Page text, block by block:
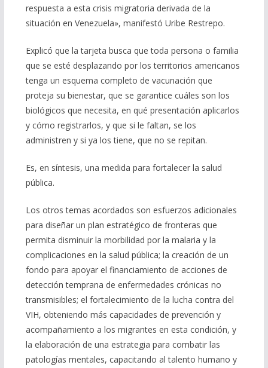
respuesta a esta crisis migratoria derivada de la
situación en Venezuela», manifestó Uribe Restrepo.
Explicó que la tarjeta busca que toda persona o familia
que se esté desplazando por los territorios americanos
tenga un esquema completo de vacunación que
proteja su bienestar, que se garantice cuáles son los
biológicos que necesita, en qué presentación aplicarlos
y cómo registrarlos, y que si le faltan, se los
administren y si ya los tiene, que no se repitan.
Es, en síntesis, una medida para fortalecer la salud
pública.
Los otros temas acordados son esfuerzos adicionales
para diseñar un plan estratégico de fronteras que
permita disminuir la morbilidad por la malaria y la
complicaciones en la salud pública; la creación de un
fondo para apoyar el financiamiento de acciones de
detección temprana de enfermedades crónicas no
transmisibles; el fortalecimiento de la lucha contra del
VIH, obteniendo más capacidades de prevención y
acompañamiento a los migrantes en esta condición, y
la elaboración de una estrategia para combatir las
patologías mentales, capacitando al talento humano y